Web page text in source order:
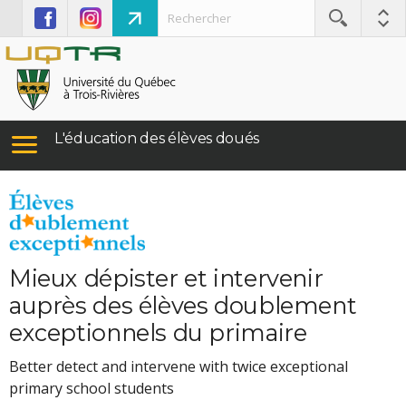
L'éducation des élèves doués
Mieux dépister et intervenir
auprès des élèves doublement
exceptionnels du primaire
Better detect and intervene with twice exceptional
primary school students